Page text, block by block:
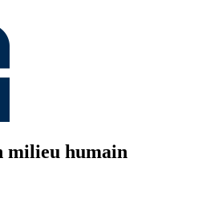
milieu humain